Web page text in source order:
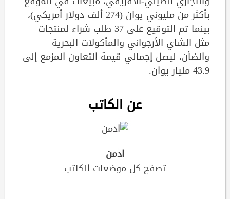
بأكثر من مليوني يوان (274 ألف دولار أمريكي)،
بينما تم التوقيع على 37 طلب شراء لمنتجات
مثل الشاي الأرجواني والمأكولات البحرية
والضأن، ليصل إجمالي قيمة التعاون المزمع إلى
43.9 مليار يوان.
عن الكاتب
ادمن
تصفح كل موضعات الكاتب